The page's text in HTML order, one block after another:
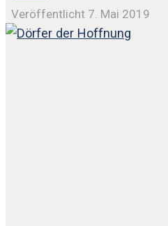
Veröffentlicht 7. Mai 2019